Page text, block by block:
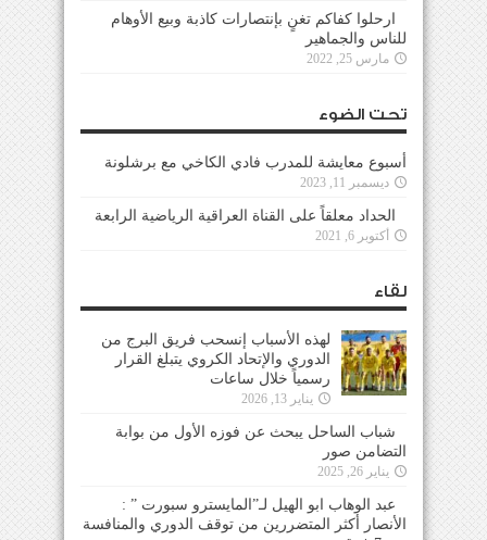
ارحلوا كفاكم تغنٍ بإنتصارات كاذبة وبيع الأوهام
للناس والجماهير
مارس 25, 2022
تحت الضوء
أسبوع معايشة للمدرب فادي الكاخي مع برشلونة
ديسمبر 11, 2023
الحداد معلقاً على القناة العراقية الرياضية الرابعة
أكتوبر 6, 2021
لقاء
لهذه الأسباب إنسحب فريق البرج من
الدوري والإتحاد الكروي يتبلغ القرار
رسمياً خلال ساعات
يناير 13, 2026
شباب الساحل يبحث عن فوزه الأول من بوابة
التضامن صور
يناير 26, 2025
عبد الوهاب ابو الهيل لـ”المايسترو سبورت ” :
الأنصار أكثر المتضررين من توقف الدوري والمنافسة